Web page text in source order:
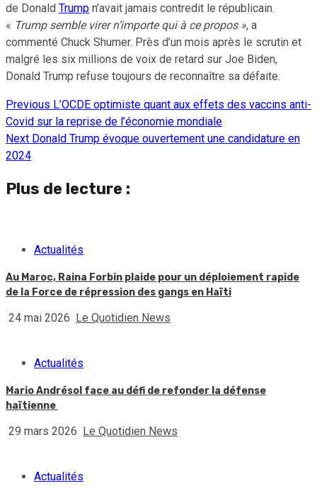
de Donald Trump n’avait jamais contredit le républicain.
« Trump semble virer n’importe qui à ce propos », a
commenté Chuck Shumer. Près d’un mois après le scrutin et
malgré les six millions de voix de retard sur Joe Biden,
Donald Trump refuse toujours de reconnaître sa défaite.
Continue
Reading
Previous L’OCDE optimiste quant aux effets des vaccins anti-
Covid sur la reprise de l’économie mondiale
Next Donald Trump évoque ouvertement une candidature en
2024
Plus de lecture :
Actualités
Au Maroc, Raina Forbin plaide pour un déploiement rapide
de la Force de répression des gangs en Haïti
24 mai 2026 Le Quotidien News
Actualités
Mario Andrésol face au défi de refonder la défense
haïtienne
29 mars 2026 Le Quotidien News
Actualités